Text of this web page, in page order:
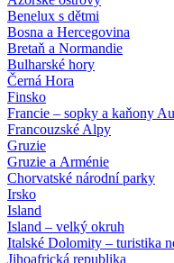
Benelux s dětmi
Bosna a Hercegovina
Bretaň a Normandie
Bulharské hory
Černá Hora
Finsko
Francie – sopky a kaňony
Francouzské Alpy
Gruzie
Gruzie a Arménie
Chorvatské národní parky
Irsko
Island
Island – velký okruh
Italské Dolomity – turistika
Jihoafrická republika